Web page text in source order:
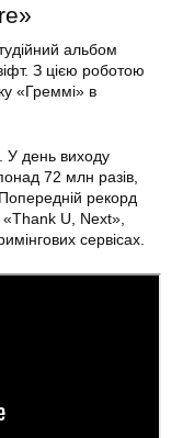
альбом
З цією роботою
«Греммі» в
У день виходу
72 млн разів,
рекорд
«Thank U, Next»,
сервісах.